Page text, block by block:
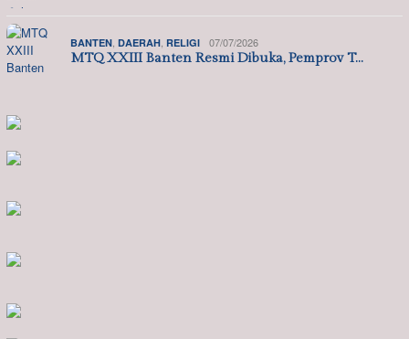
BANTEN DAERAH RELIGI 07/07/2026
MTQ XXIII Banten Resmi Dibuka, Pemprov T…